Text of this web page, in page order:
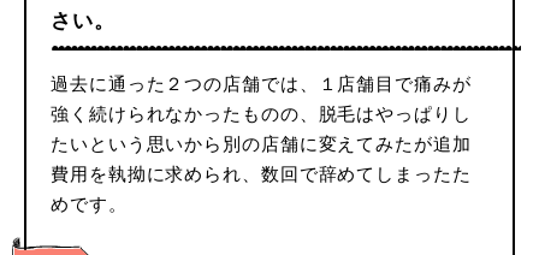
さい。
過去に通った２つの店舗では、１店舗目で痛みが
強く続けられなかったものの、脱毛はやっぱりし
たいという思いから別の店舗に変えてみたが追加
費用を執拗に求められ、数回で辞めてしまったた
めです。